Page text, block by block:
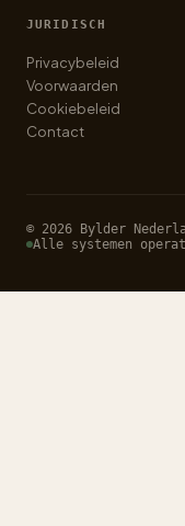
JURIDISCH
Privacybeleid
Voorwaarden
Cookiebeleid
Contact
© 2026 Bylder
Alle systemen